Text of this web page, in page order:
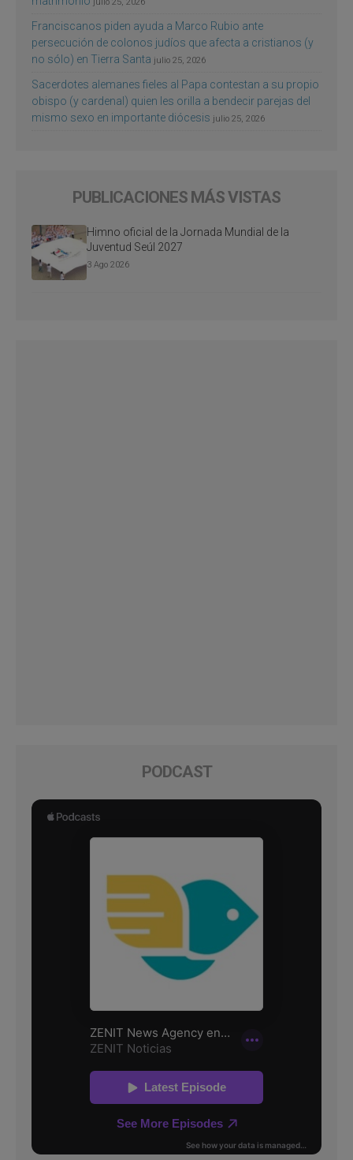
julio 25, 2026
Franciscanos piden ayuda a Marco Rubio ante
persecución de colonos judíos que afecta a cristianos (y
no sólo) en Tierra Santa julio 25, 2026
Sacerdotes alemanes fieles al Papa contestan a su propio
obispo (y cardenal) quien les orilla a bendecir parejas del
mismo sexo en importante diócesis julio 25, 2026
PUBLICACIONES MÁS VISTAS
Himno oficial de la Jornada Mundial de la
Juventud Seúl 2027
3 Ago 2026
PODCAST